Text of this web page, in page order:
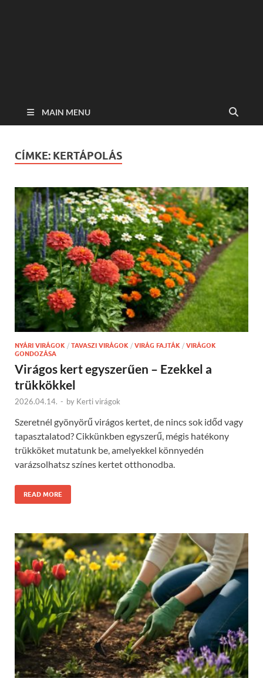
MAIN MENU
CÍMKE: KERTÁPOLÁS
NYÁRI VIRÁGOK / TAVASZI VIRÁGOK / VIRÁG FAJTÁK / VIRÁGOK
GONDOZÁSA
Virágos kert egyszerűen – Ezekkel a
trükkökkel
2026.04.14. - by Kerti virágok
Szeretnél gyönyörű virágos kertet, de nincs sok időd vagy
tapasztalatod? Cikkünkben egyszerű, mégis hatékony
trükköket mutatunk be, amelyekkel könnyedén
varázsolhatsz színes kertet otthonodba.
READ MORE